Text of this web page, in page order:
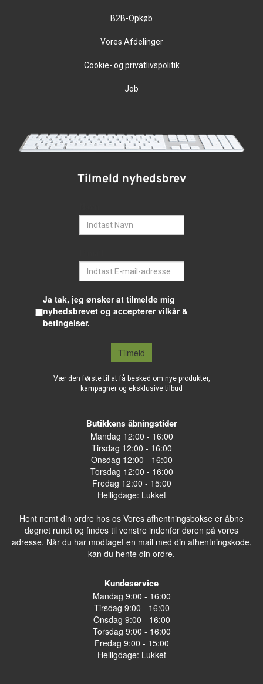
B2B-Opkøb
Vores Afdelinger
Cookie- og privatlivspolitik
Job
Tilmeld nyhedsbrev
Ja tak, jeg ønsker at tilmelde mig
nyhedsbrevet og accepterer vilkår &
betingelser.
Tilmeld
Vær den første til at få besked om nye produkter,
kampagner og eksklusive tilbud
Butikkens åbningstider
Mandag 12:00 - 16:00
Tirsdag 12:00 - 16:00
Onsdag 12:00 - 16:00
Torsdag 12:00 - 16:00
Fredag 12:00 - 15:00
Helligdage: Lukket
Hent nemt din ordre hos os Vores afhentningsbokse er åbne
døgnet rundt og findes til venstre indenfor døren på vores
adresse. Når du har modtaget en mail med din afhentningskode,
kan du hente din ordre.
Kundeservice
Mandag 9:00 - 16:00
Tirsdag 9:00 - 16:00
Onsdag 9:00 - 16:00
Torsdag 9:00 - 16:00
Fredag 9:00 - 15:00
Helligdage: Lukket